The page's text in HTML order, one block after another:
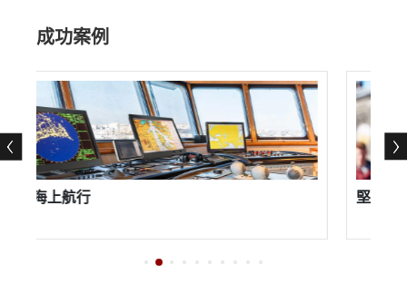
成功案例
海上航行 堅固耐用